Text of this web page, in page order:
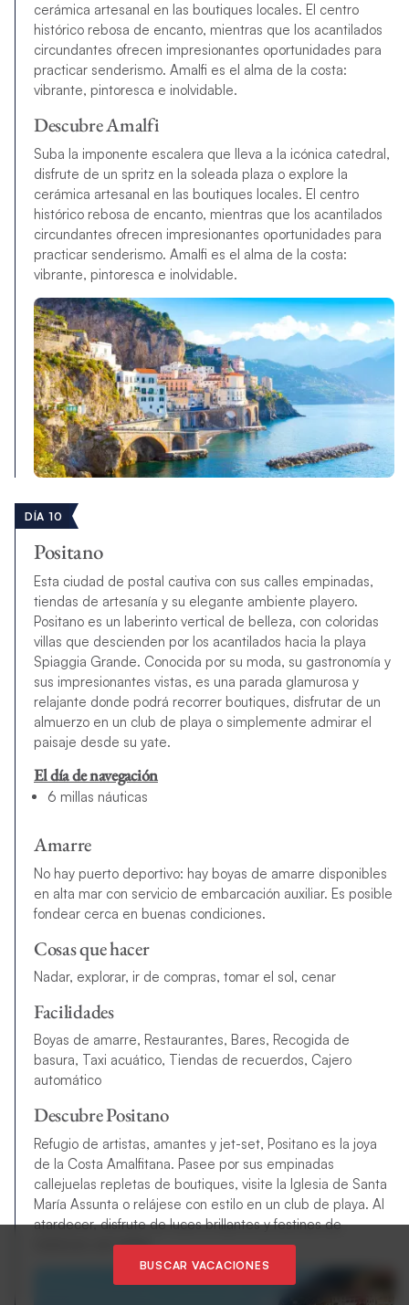
cerámica artesanal en las boutiques locales. El centro
histórico rebosa de encanto, mientras que los acantilados
circundantes ofrecen impresionantes oportunidades para
practicar senderismo. Amalfi es el alma de la costa:
vibrante, pintoresca e inolvidable.
Descubre Amalfi
Suba la imponente escalera que lleva a la icónica catedral,
disfrute de un spritz en la soleada plaza o explore la
cerámica artesanal en las boutiques locales. El centro
histórico rebosa de encanto, mientras que los acantilados
circundantes ofrecen impresionantes oportunidades para
practicar senderismo. Amalfi es el alma de la costa:
vibrante, pintoresca e inolvidable.
DÍA 10
Positano
Esta ciudad de postal cautiva con sus calles empinadas,
tiendas de artesanía y su elegante ambiente playero.
Positano es un laberinto vertical de belleza, con coloridas
villas que descienden por los acantilados hacia la playa
Spiaggia Grande. Conocida por su moda, su gastronomía y
sus impresionantes vistas, es una parada glamurosa y
relajante donde podrá recorrer boutiques, disfrutar de un
almuerzo en un club de playa o simplemente admirar el
paisaje desde su yate.
El día de navegación
6 millas náuticas
Amarre
No hay puerto deportivo: hay boyas de amarre disponibles
en alta mar con servicio de embarcación auxiliar. Es posible
fondear cerca en buenas condiciones.
Cosas que hacer
Nadar, explorar, ir de compras, tomar el sol, cenar
Facilidades
Boyas de amarre, Restaurantes, Bares, Recogida de
basura, Taxi acuático, Tiendas de recuerdos, Cajero
automático
Descubre Positano
Refugio de artistas, amantes y jet-set, Positano es la joya
de la Costa Amalfitana. Pasee por sus empinadas
callejuelas repletas de boutiques, visite la Iglesia de Santa
María Assunta o relájese con estilo en un club de playa. Al
atardecer, disfrute de luces brillantes y festines de
mariscos con vistas.
BUSCAR VACACIONES